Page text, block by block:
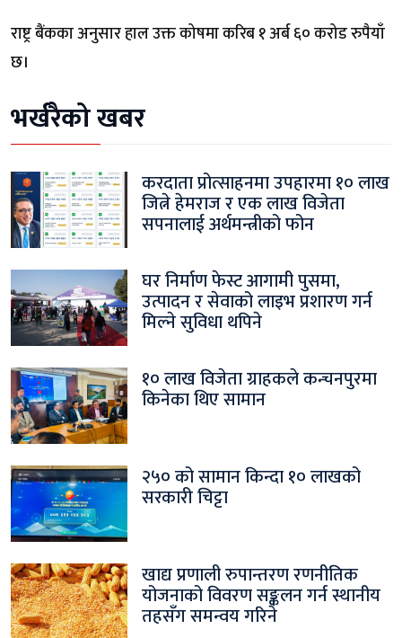
राष्ट्र बैंकका अनुसार हाल उक्त कोषमा करिब १ अर्ब ६० करोड रुपैयाँ
छ।
भर्खरैको खबर
करदाता प्रोत्साहनमा उपहारमा १० लाख
जित्ने हेमराज र एक लाख विजेता
सपनालाई अर्थमन्त्रीको फोन
घर निर्माण फेस्ट आगामी पुसमा,
उत्पादन र सेवाको लाइभ प्रशारण गर्न
मिल्ने सुविधा थपिने
१० लाख विजेता ग्राहकले कन्चनपुरमा
किनेका थिए सामान
२५० को सामान किन्दा १० लाखको
सरकारी चिट्टा
खाद्य प्रणाली रुपान्तरण रणनीतिक
योजनाको विवरण सङ्कलन गर्न स्थानीय
तहसँग समन्वय गरिने